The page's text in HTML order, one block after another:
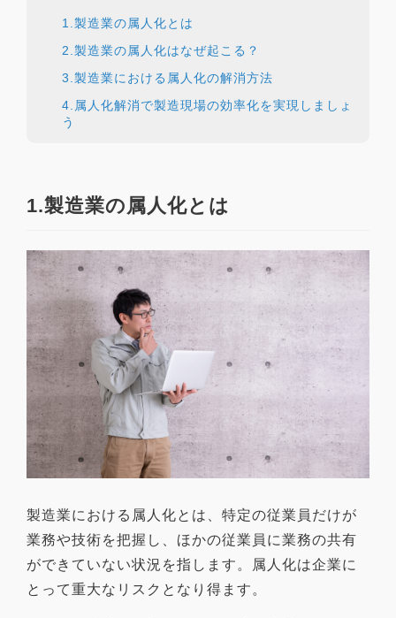
1.製造業の属人化とは
2.製造業の属人化はなぜ起こる？
3.製造業における属人化の解消方法
4.属人化解消で製造現場の効率化を実現しましょ
う
1.製造業の属人化とは
製造業における属人化とは、特定の従業員だけが
業務や技術を把握し、ほかの従業員に業務の共有
ができていない状況を指します。属人化は企業に
とって重大なリスクとなり得ます。